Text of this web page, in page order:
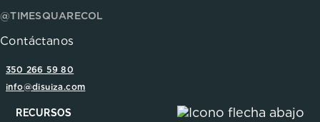
@TIMESQUARECOL
Contáctanos
350 266 59 80
info@disuiza.com
RECURSOS